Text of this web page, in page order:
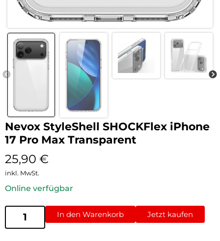
Nevox StyleShell SHOCKFlex iPhone
17 Pro Max Transparent
25,90 €
inkl. MwSt.
Online verfügbar
In den Warenkorb Jetzt kaufen